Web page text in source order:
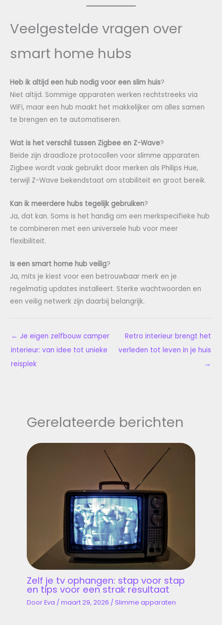
Veelgestelde vragen over
smart home hubs
Heb ik altijd een hub nodig voor een slim huis?
Niet altijd. Sommige apparaten werken rechtstreeks via
WiFi, maar een hub maakt het makkelijker om alles samen
te brengen en te automatiseren.
Wat is het verschil tussen Zigbee en Z-Wave?
Beide zijn draadloze protocollen voor slimme apparaten.
Zigbee wordt vaak gebruikt door merken als Philips Hue,
terwijl Z-Wave bekendstaat om stabiliteit en groot bereik.
Kan ik meerdere hubs tegelijk gebruiken?
Ja, dat kan. Soms is het handig om een merkspecifieke hub
te combineren met een universele hub voor meer
flexibiliteit.
Is een smart home hub veilig?
Ja, mits je kiest voor een betrouwbaar merk en je
regelmatig updates installeert. Sterke wachtwoorden en
een veilig netwerk zijn daarbij belangrijk.
← Je eigen zelfbouw camper
interieur: van idee tot unieke
reisplek
Retro interieur brengt het
verleden tot leven in je huis
→
Gerelateerde berichten
Zelf je tv ophangen: stap voor stap
en tips voor een strak resultaat
DoorEva /maart 29, 2026 /Slimme apparaten